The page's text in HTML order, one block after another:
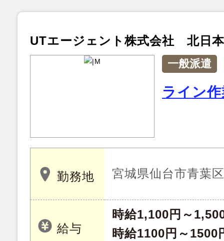
UTエージェント株式会社 北日本
一般派遣
ライン
勤務地 宮城県仙台市青葉
給与
時給1,100円～
時給1100円～1500